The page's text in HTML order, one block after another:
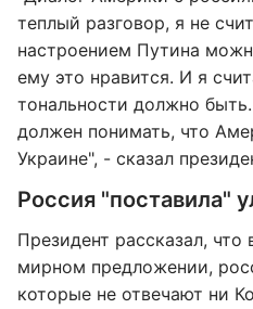
теплый разговор, я не
настроением Путина
ему это нравится. И я
тональности должно
должен понимать, что
Украине", - сказал
Россия "поставила"
Президент рассказал, что
мирном предложении,
которые не отвечают ни